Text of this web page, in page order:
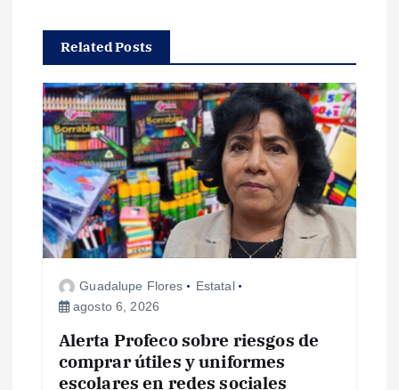
a
c
ó
n
d
Related Posts
Guadalupe Flores
Estatal
agosto 6, 2026
Alerta Profeco sobre riesgos de
comprar útiles y uniformes
escolares en redes sociales